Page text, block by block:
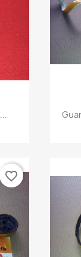
favorite_border